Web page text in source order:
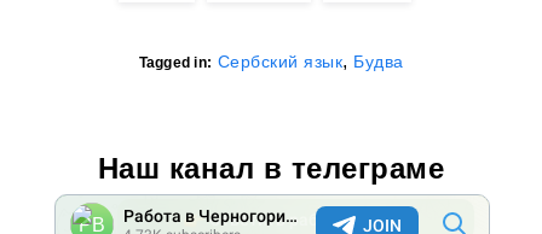
Tagged in: Сербский язык, Будва
Наш канал в телеграме